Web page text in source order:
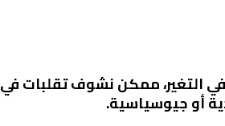
التغير، ممكن نشوف تقلبات في
أو جيوسياسية.